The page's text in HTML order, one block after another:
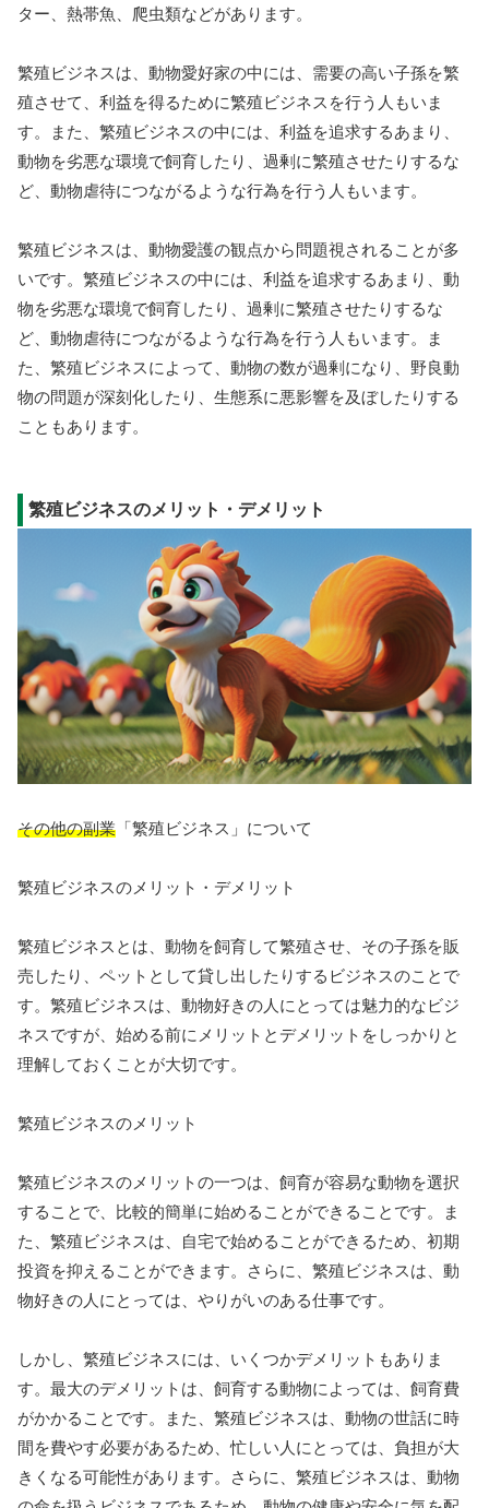
ター、熱帯魚、爬虫類などがあります。
繁殖ビジネスは、動物愛好家の中には、需要の高い子孫を繁
殖させて、利益を得るために繁殖ビジネスを行う人もいま
す。また、繁殖ビジネスの中には、利益を追求するあまり、
動物を劣悪な環境で飼育したり、過剰に繁殖させたりするな
ど、動物虐待につながるような行為を行う人もいます。
繁殖ビジネスは、動物愛護の観点から問題視されることが多
いです。繁殖ビジネスの中には、利益を追求するあまり、動
物を劣悪な環境で飼育したり、過剰に繁殖させたりするな
ど、動物虐待につながるような行為を行う人もいます。ま
た、繁殖ビジネスによって、動物の数が過剰になり、野良動
物の問題が深刻化したり、生態系に悪影響を及ぼしたりする
こともあります。
繁殖ビジネスのメリット・デメリット
その他の副業 「繁殖ビジネス」について
繁殖ビジネスのメリット・デメリット
繁殖ビジネスとは、動物を飼育して繁殖させ、その子孫を販
売したり、ペットとして貸し出したりするビジネスのことで
す。繁殖ビジネスは、動物好きの人にとっては魅力的なビジ
ネスですが、始める前にメリットとデメリットをしっかりと
理解しておくことが大切です。
繁殖ビジネスのメリット
繁殖ビジネスのメリットの一つは、飼育が容易な動物を選択
することで、比較的簡単に始めることができることです。ま
た、繁殖ビジネスは、自宅で始めることができるため、初期
投資を抑えることができます。さらに、繁殖ビジネスは、動
物好きの人にとっては、やりがいのある仕事です。
しかし、繁殖ビジネスには、いくつかデメリットもありま
す。最大のデメリットは、飼育する動物によっては、飼育費
がかかることです。また、繁殖ビジネスは、動物の世話に時
間を費やす必要があるため、忙しい人にとっては、負担が大
きくなる可能性があります。さらに、繁殖ビジネスは、動物